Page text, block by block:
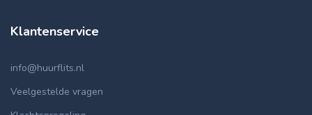
Klantenservice
info@huurflits.nl
Veelgestelde vragen